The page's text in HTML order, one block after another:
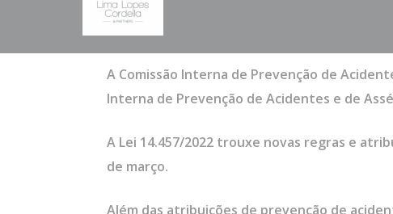
A Comissão Interna de Prevenção de
Interna de Prevenção de Acidentes e de
A Lei 14.457/2022 trouxe novas regras e
de março.
Além das atribuições de prevenção de